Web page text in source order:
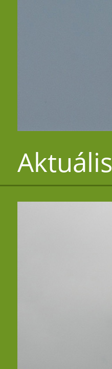
Aktuális